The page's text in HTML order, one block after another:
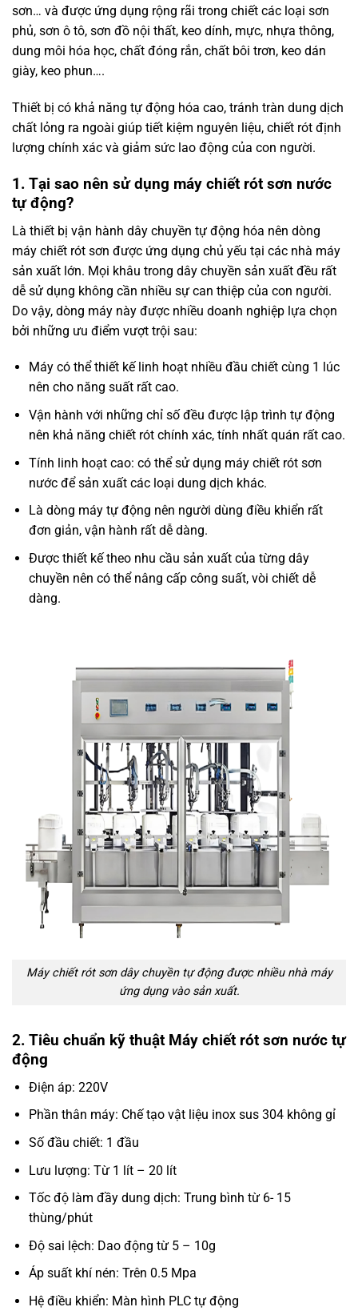
sơn… và được ứng dụng rộng rãi trong chiết các loại sơn
phủ, sơn ô tô, sơn đồ nội thất, keo dính, mực, nhựa thông,
dung môi hóa học, chất đóng rắn, chất bôi trơn, keo dán
giày, keo phun….
Thiết bị có khả năng tự động hóa cao, tránh tràn dung dịch
chất lỏng ra ngoài giúp tiết kiệm nguyên liệu, chiết rót định
lượng chính xác và giảm sức lao động của con người.
1. Tại sao nên sử dụng máy chiết rót sơn nước
tự động?
Là thiết bị vận hành dây chuyền tự động hóa nên dòng
máy chiết rót sơn được ứng dụng chủ yếu tại các nhà máy
sản xuất lớn. Mọi khâu trong dây chuyền sản xuất đều rất
dễ sử dụng không cần nhiều sự can thiệp của con người.
Do vậy, dòng máy này được nhiều doanh nghiệp lựa chọn
bởi những ưu điểm vượt trội sau:
Máy có thể thiết kế linh hoạt nhiều đầu chiết cùng 1 lúc
nên cho năng suất rất cao.
Vận hành với những chỉ số đều được lập trình tự động
nên khả năng chiết rót chính xác, tính nhất quán rất cao.
Tính linh hoạt cao: có thể sử dụng máy chiết rót sơn
nước để sản xuất các loại dung dịch khác.
Là dòng máy tự động nên người dùng điều khiển rất
đơn giản, vận hành rất dễ dàng.
Được thiết kế theo nhu cầu sản xuất của từng dây
chuyền nên có thể nâng cấp công suất, vòi chiết dễ
dàng.
Máy chiết rót sơn dây chuyền tự động được nhiều nhà máy
ứng dụng vào sản xuất.
2. Tiêu chuẩn kỹ thuật Máy chiết rót sơn nước tự
động
Điện áp: 220V
Phần thân máy: Chế tạo vật liệu inox sus 304 không gỉ
Số đầu chiết: 1 đầu
Lưu lượng: Từ 1 lít – 20 lít
Tốc độ làm đầy dung dịch: Trung bình từ 6- 15
thùng/phút
Độ sai lệch: Dao động từ 5 – 10g
Áp suất khí nén: Trên 0.5 Mpa
Hệ điều khiển: Màn hình PLC tự động